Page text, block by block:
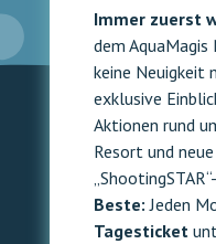
Immer zuerst
dem
keine Neuigkeit
exklusive
Aktionen rund
Resort und
Beste: Jeden
Tagesticket